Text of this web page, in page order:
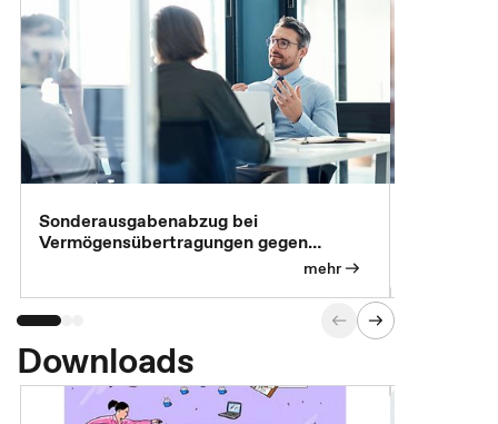
Sonderausgabenabzug bei
Vermögensübertragungen gegen
mehr
Downloads